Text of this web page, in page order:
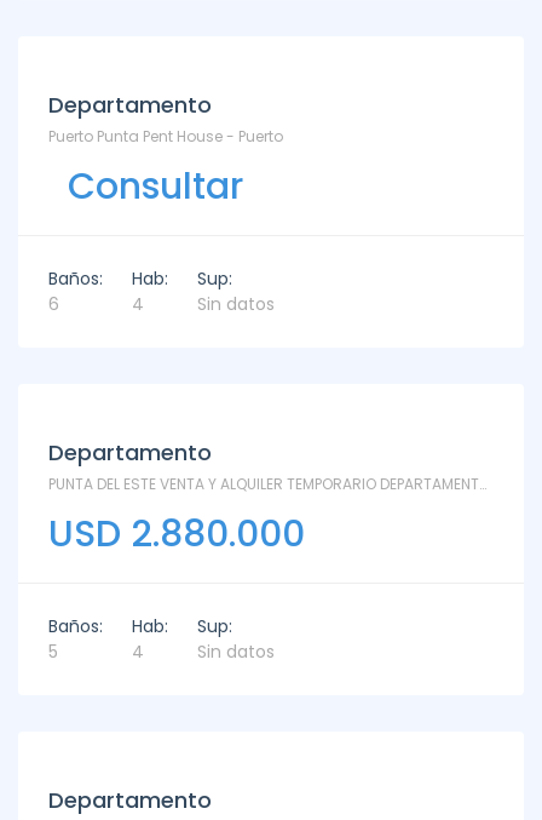
Departamento
Puerto Punta Pent House - Puerto
Consultar
Baños:
6
Hab:
4
Sup:
Sin datos
Departamento
PUNTA DEL ESTE VENTA Y ALQUILER TEMPORARIO DEPARTAMENTO MYTHOS - PH - Rincón del Indio
USD 2.880.000
Baños:
5
Hab:
4
Sup:
Sin datos
Departamento